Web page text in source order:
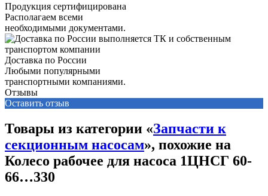
Продукция сертифицирована
Располагаем всеми
необходимыми документами.
Доставка по России
Любыми популярными
транспортными компаниями.
Отзывы
Оставить отзыв
Товары из категории «Запчасти к
секционным насосам», похожие на
Колесо рабочее для насоса 1ЦНСГ 60-
66…330